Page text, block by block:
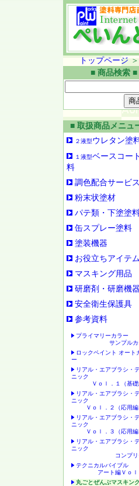
トップページ ＞
■ 商品検索 ■
■ 取扱商品メニュ
２液型ウレタン塗
１液型ベースコー
料
調色配合サービス
粉末状塗材
パテ類・下塗塗
缶スプレー塗料
塗装機器
お役立ちアイテム
マスキング用品
研磨剤・研磨機器
安全衛生保護具
参考資料
プライマリーカラー
サンプルカ
ロックペイント オート
ー
リアル・エアブラシ・
ニック
Ｖｏｌ．１（基礎
リアル・エアブラシ・
ニック
Ｖｏｌ．２（応用編
リアル・エアブラシ・
ニック
Ｖｏｌ．３（応用編
リアル・エアブラシ・
ニック
コンプリ
テクニカルバイブル
アート編Ｖｏｌ
丸ごとぜんぶマスキン